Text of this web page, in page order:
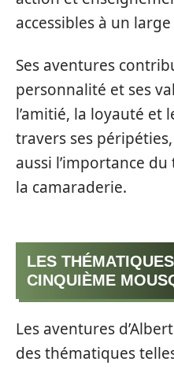
accessibles à un
Ses aventures
personnalité et ses
l’amitié, la loyauté et
travers ses
aussi l’importance
la camaraderie.
LES
CINQUIÈME
Les aventures
des thématiques